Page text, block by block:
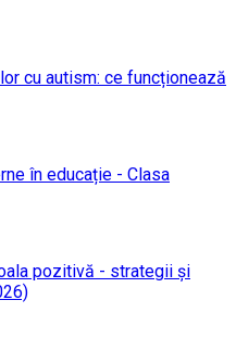
cu autism: ce funcționează
în educație - Clasa
pozitivă - strategii și